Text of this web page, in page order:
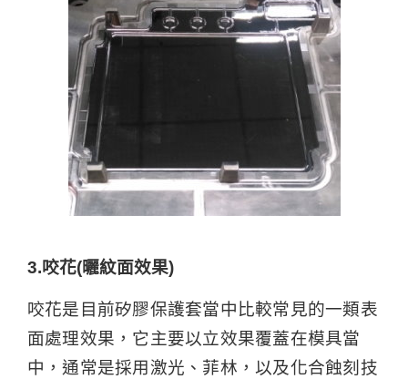
3.咬花(曬紋面效果)
咬花是目前矽膠保護套當中比較常見的一類表
面處理效果，它主要以立效果覆蓋在模具當
中，通常是採用激光、菲林，以及化合蝕刻技